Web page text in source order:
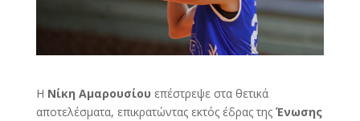
Η Νίκη Αμαρουσίου επέστρεψε στα θετικά
αποτελέσματα, επικρατώντας εκτός έδρας της Ένωσης